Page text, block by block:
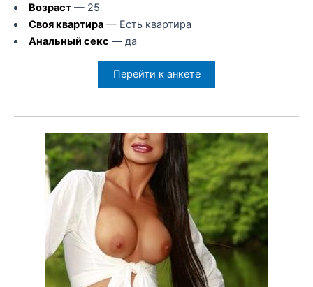
Возраст— 25
Своя квартира— Есть квартира
Анальный секс — да
Перейти к анкете